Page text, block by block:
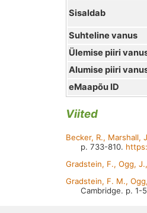
Sisaldab
Suhteline vanus
Ülemise piiri
Alumise piiri
eMaapõu ID
Viited
Becker, R., Marshall,
p. 733-810.
Gradstein, F., Ogg,
Gradstein, F. M.,
Cambridge. p. 1-